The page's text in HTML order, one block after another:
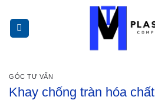
qua
nội
GÓC TƯ VẤN
Khay chống tràn hóa